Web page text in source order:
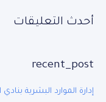
أحدث التعليقات
recent_post
إدارة الموارد البشرية بنادي